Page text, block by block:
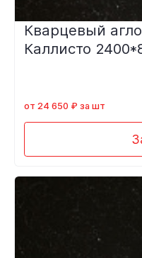
Кварцевый
Каллисто
от 24 650 ₽ за шт